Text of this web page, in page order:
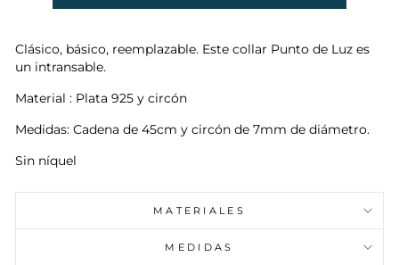
Clásico, básico, reemplazable. Este collar Punto de Luz es
un intransable.
Material : Plata 925 y circón
Medidas: Cadena de 45cm y circón de 7mm de diámetro.
Sin níquel
MATERIALES
MEDIDAS